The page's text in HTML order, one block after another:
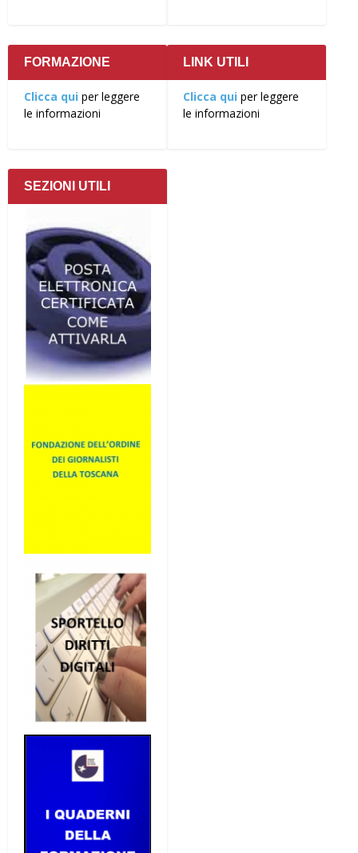
FORMAZIONE
Clicca qui per leggere
le informazioni
LINK UTILI
Clicca qui per leggere
le informazioni
SEZIONI UTILI